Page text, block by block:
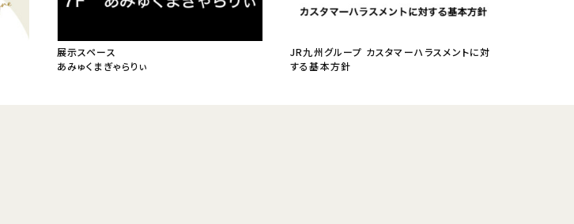
展示スペース
あみゅくまぎゃらりぃ
JR九州グループ カスタマーハラスメントに対
する基本方針